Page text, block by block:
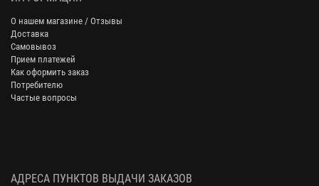
О нашем магазине / Отзывы
Доставка
Самовывоз
Прием платежей
Как оформить заказ
Потребителю
Частые вопросы
АДРЕСА ПУНКТОВ ВЫДАЧИ ЗАКАЗОВ